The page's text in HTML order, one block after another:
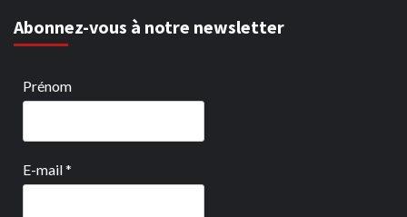
Abonnez-vous à notre newsletter
Prénom
E-mail*